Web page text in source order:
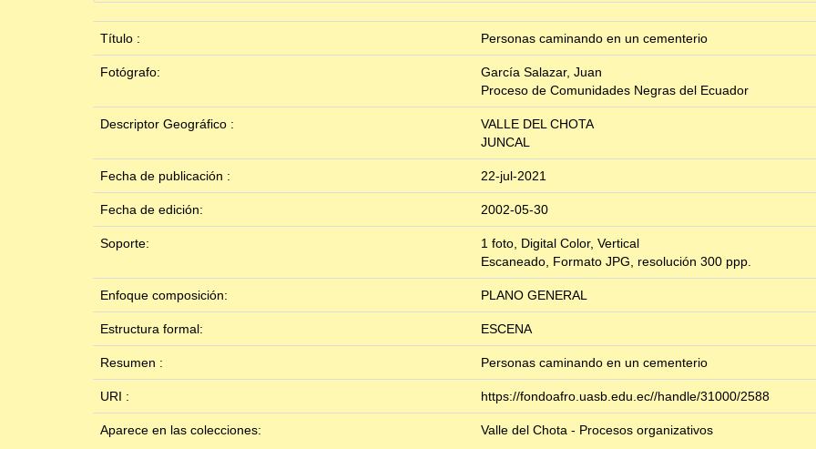
Título : Personas caminando en un cementerio
Fotógrafo:
García Salazar, Juan
Proceso de Comunidades Negras del Ecuador
Descriptor Geográfico :
VALLE DEL CHOTA
JUNCAL
Fecha de publicación : 22-jul-2021
Fecha de edición: 2002-05-30
Soporte:
1 foto, Digital Color, Vertical
Escaneado, Formato JPG, resolución 300 ppp.
Enfoque composición: PLANO GENERAL
Estructura formal: ESCENA
Resumen : Personas caminando en un cementerio
URI : https://fondoafro.uasb.edu.ec//handle/31000/2588
Aparece en las colecciones: Valle del Chota - Procesos organizativos